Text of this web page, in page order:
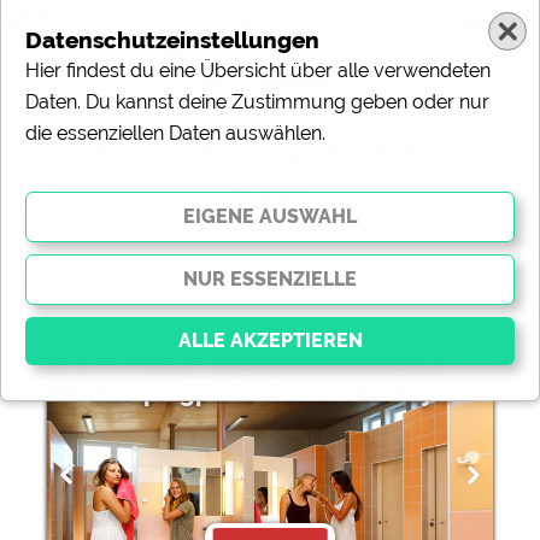
57 Campingplätze am
Meer
Campingplatz Rantum auf Sylt
Datenschutzeinstellungen
Hier findest du eine Übersicht über alle verwendeten
Daten. Du kannst deine Zustimmung geben oder nur
die essenziellen Daten auswählen.
Essenziell
Essenzielle Cookies ermöglichen grundlegende
Funktionen und sind für die einwandfreie Funktion der
Website dringend erforderlich. Ohne diese Cookies
werden Teile der Website nicht funktionieren.